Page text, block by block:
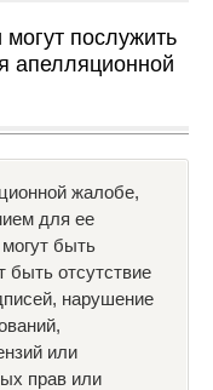
послужить
апелляционной
жалобе,
для ее
быть
отсутствие
нарушение
или
прав или